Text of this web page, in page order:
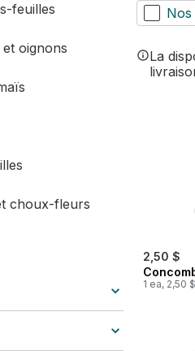
feuilles
oignons
choux-fleurs
racines
Nos
La
2,50 $
1 ea, 2,50